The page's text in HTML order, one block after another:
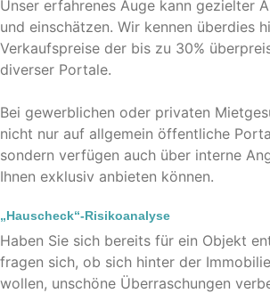
Unser erfahrenes Auge kann gezielter
und einschätzen. Wir kennen überdies
Verkaufspreise der bis zu 30%
diverser Portale.
Bei gewerblichen oder privaten
nicht nur auf allgemein öffentliche
sondern verfügen auch über interne
Ihnen exklusiv anbieten können.
„Hauscheck“-Risikoanalyse
Haben Sie sich bereits für ein Objekt
fragen sich, ob sich hinter der
wollen, unschöne Überraschungen